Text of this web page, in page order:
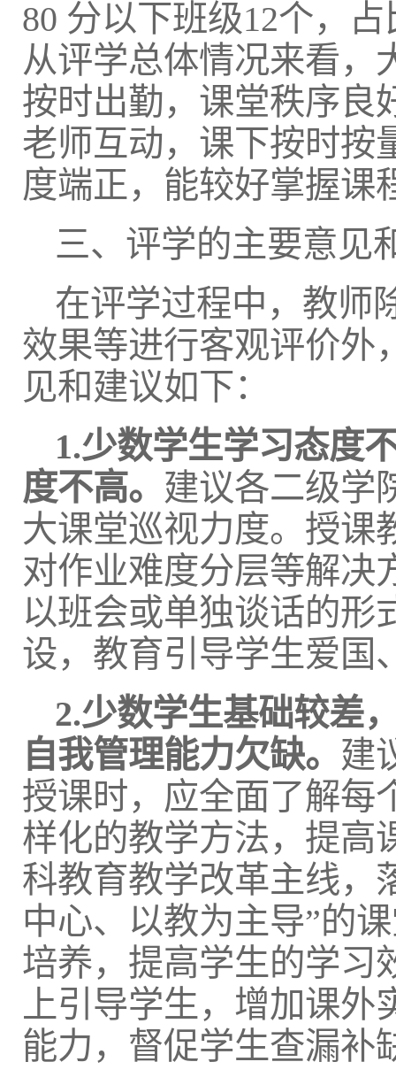
80 分以下班级12个，
从评学总体情况来看，
按时出勤，课堂秩序良
老师互动，课下按时按
度端正，能较好掌握课
三、评学的主要意见
在评学过程中，教师
效果等进行客观评价外
见和建议如下：
1.少数学生学习态度
度不高。 建议各二级学
大课堂巡视力度。授课
对作业难度分层等解决
以班会或单独谈话的形
设，教育引导学生爱国
2.少数学生基础较差
自我管理能力欠缺。 建
授课时，应全面了解每
样化的教学方法，提高
科教育教学改革主线，
中心、以教为主导”的
培养，提高学生的学习
上引导学生，增加课外
能力，督促学生查漏补